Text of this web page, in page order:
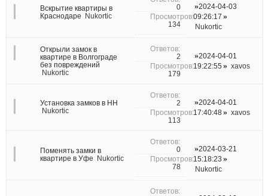
Вскрытие квартиры в
Краснодаре
Nukortic
0
134
2024-04-03
09:26:17
Nukortic
Открыли замок в
квартире в Волгограде
без повреждений
Nukortic
2
179
2024-04-01
19:22:55
xavos
Установка замков в НН
Nukortic
2
113
2024-04-01
17:40:48
xavos
Поменять замки в
квартире в Уфе
Nukortic
0
78
2024-03-21
15:18:23
Nukortic